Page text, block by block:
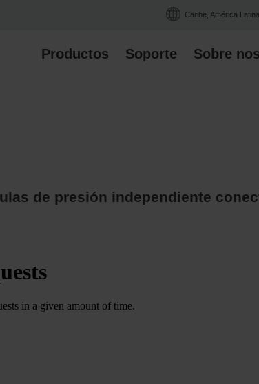
Caribe, América
Productos Soporte Sobre
de presión independiente